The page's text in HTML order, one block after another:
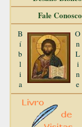
Fale Conosco
B
í
b
l
i
a
O
n
L
i
n
e